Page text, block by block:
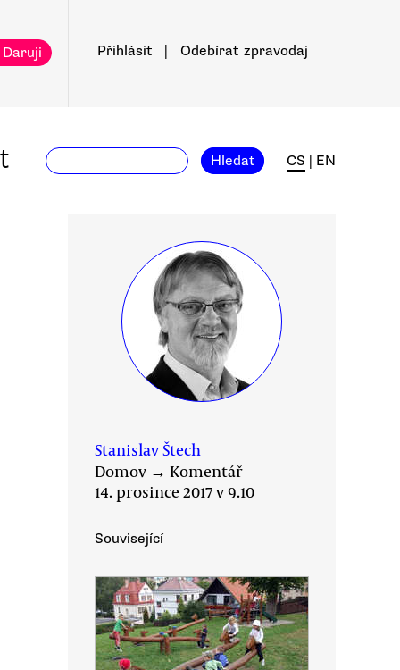
Přihlásit Odebírat zpravodaj
Hledat CS EN
Stanislav Štech
Domov → Komentář
14. prosince 2017 v 9.10
Související